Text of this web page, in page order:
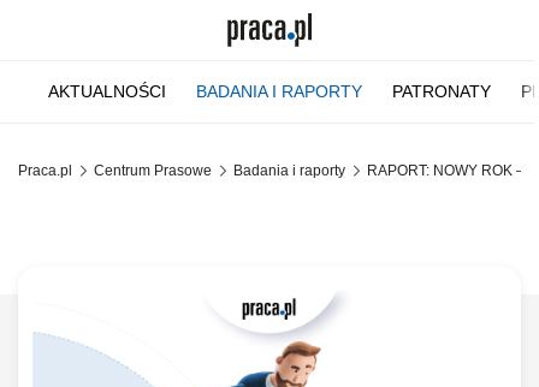
AKTUALNOŚCI BADANIA I RAPORTY PATRONATY
Praca.pl Centrum Prasowe Badania i raporty RAPORT: NOWY ROK –